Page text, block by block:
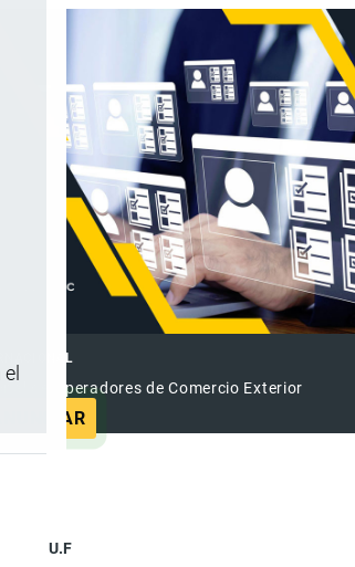
de Operadores de Comercio Exterior
ANUNCIAR
U.F